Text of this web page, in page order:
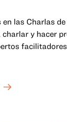
las Charlas
y hacer